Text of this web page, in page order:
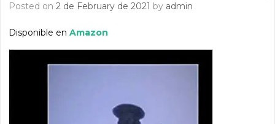
Posted on2 de February de 2021 by admin
Disponible enAmazon